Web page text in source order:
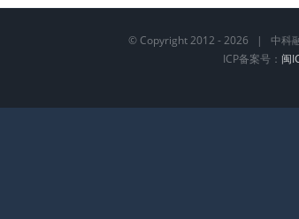
© Copyright 2012 -2026 | 中科融
ICP备案号： 闽